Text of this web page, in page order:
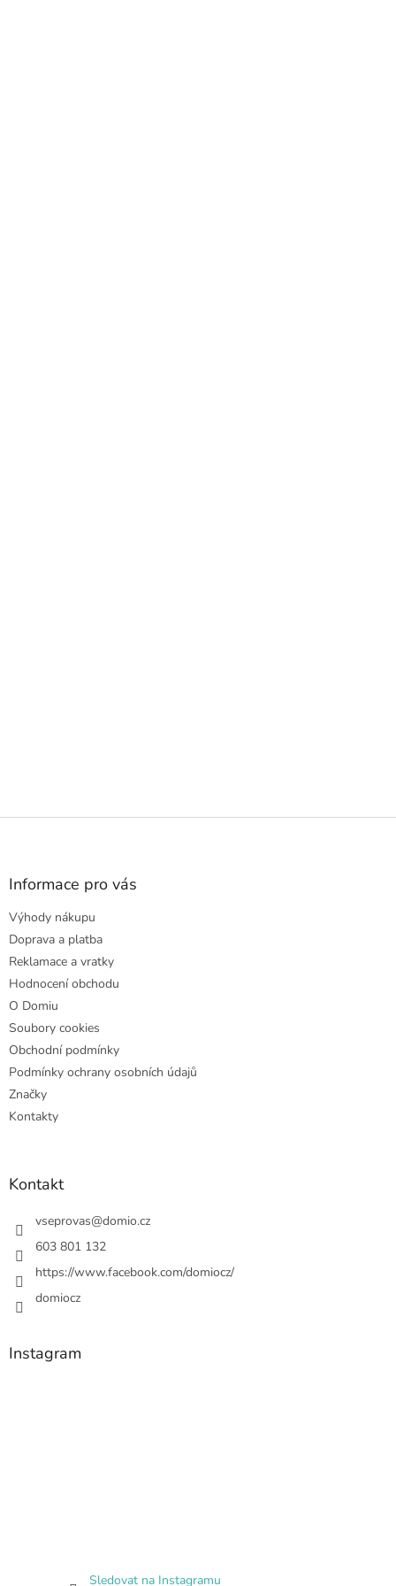
Z
Informace pro vás
Výhody nákupu
Doprava a platba
Reklamace a vratky
Hodnocení obchodu
O Domiu
Soubory cookies
Obchodní podmínky
Podmínky ochrany osobních údajů
Značky
Kontakty
Kontakt
vseprovas@domio.cz
603 801 132
https://www.facebook.com/domiocz/
domiocz
Instagram
Sledovat na Instagramu